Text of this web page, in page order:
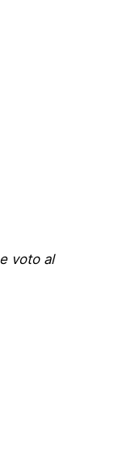
voto al